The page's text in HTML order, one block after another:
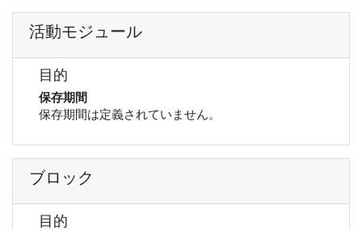
活動モジュール
目的
保存期間
保存期間は定義されていません。
ブロック
目的